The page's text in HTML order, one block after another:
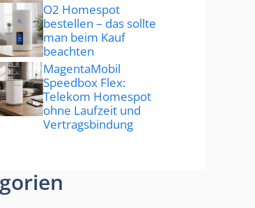
O2 Homespot
bestellen – das sollte
man beim Kauf
beachten
MagentaMobil
Speedbox Flex:
Telekom Homespot
ohne Laufzeit und
Vertragsbindung